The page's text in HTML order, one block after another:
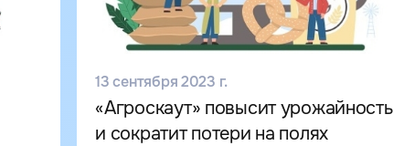
13 сентября 2023 г.
«Агроскаут» повысит урожайность
и сократит потери на полях